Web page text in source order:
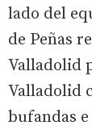
lado del
de Peñas
Valladolid
Valladolid
bufandas